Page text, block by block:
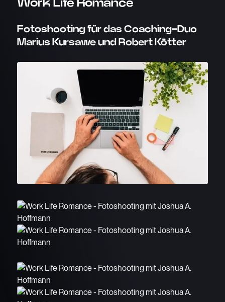
Work Life Romance
Fotoshooting für das Coaching-Duo
Marius Kursawe und Robert Kötter